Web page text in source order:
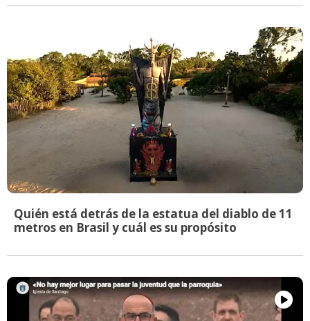
Quién está detrás de la estatua del diablo de 11
metros en Brasil y cuál es su propósito